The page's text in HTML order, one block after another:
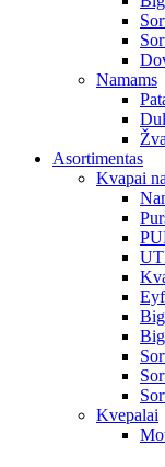
Namams
Asortimentas
Kvapai
Kvepalai